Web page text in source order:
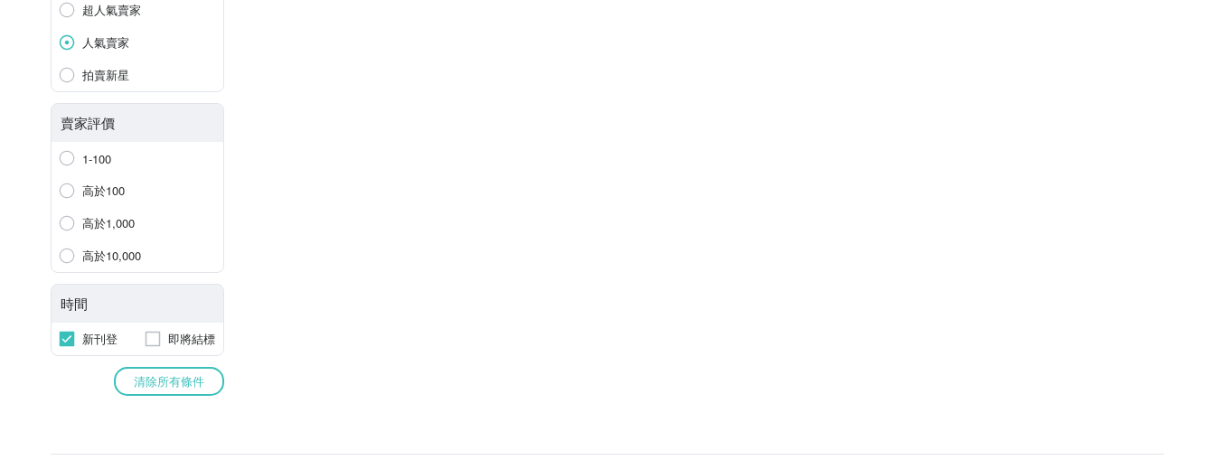
超人氣賣家
人氣賣家
拍賣新星
賣家評價
1-100
高於100
高於1,000
高於10,000
時間
新刊登 即將結標
清除所有條件